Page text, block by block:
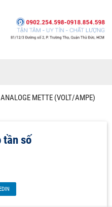
METTE (VOLT/AMPE)
tần số